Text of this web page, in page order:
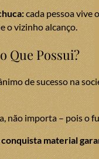
cada pessoa vive
o vizinho alcanço.
Que Possui?
de sucesso na
não importa – pois o
material